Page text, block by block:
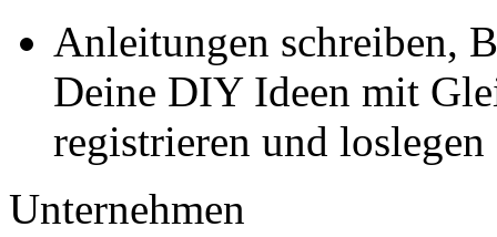
Anleitungen schreiben,
Deine DIY Ideen mit
registrieren und loslegen
Unternehmen